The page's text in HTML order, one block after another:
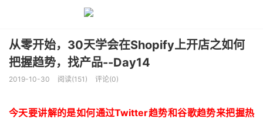
从零开始，30天学会在Shopify上开店之如何
把握趋势，找产品--Day14
2019-10-30 阅读(151) 评论(0)
今天要讲解的是如何通过Twitter趋势和谷歌趋势来把握热